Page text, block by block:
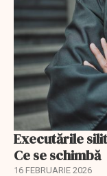
Executările
Ce se schimbă
16 FEBRUARIE 2026